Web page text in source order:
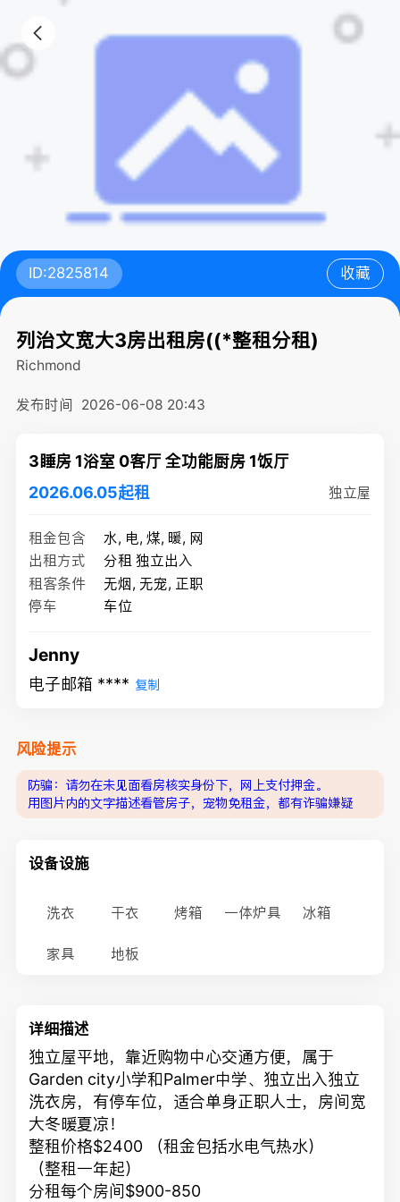
ID:2825814 收藏
列治文宽大3房出租房((*整租分租)
Richmond
发布时间 2026-06-08 20:43
3睡房 1浴室 0客厅 全功能厨房 1饭厅
2026.06.05起租
独立屋
租金包含
水, 电, 煤, 暖, 网
出租方式
分租 独立出入
租客条件
无烟, 无宠, 正职
停车
车位
Jenny
电子邮箱 **** 复制
风险提示
防骗：请勿在未见面看房核实身份下，网上支付押金。
用图片内的文字描述看管房子，宠物免租金，都有诈骗嫌疑
设备设施
洗衣 干衣 烤箱 一体炉具 冰箱
家具 地板
详细描述
独立屋平地，靠近购物中心交通方便，属于
Garden city小学和Palmer中学、独立出入独立
洗衣房，有停车位，适合单身正职人士，房间宽
大冬暖夏凉！
整租价格$2400 （租金包括水电气热水）
（整租一年起）
分租每个房间$900-850